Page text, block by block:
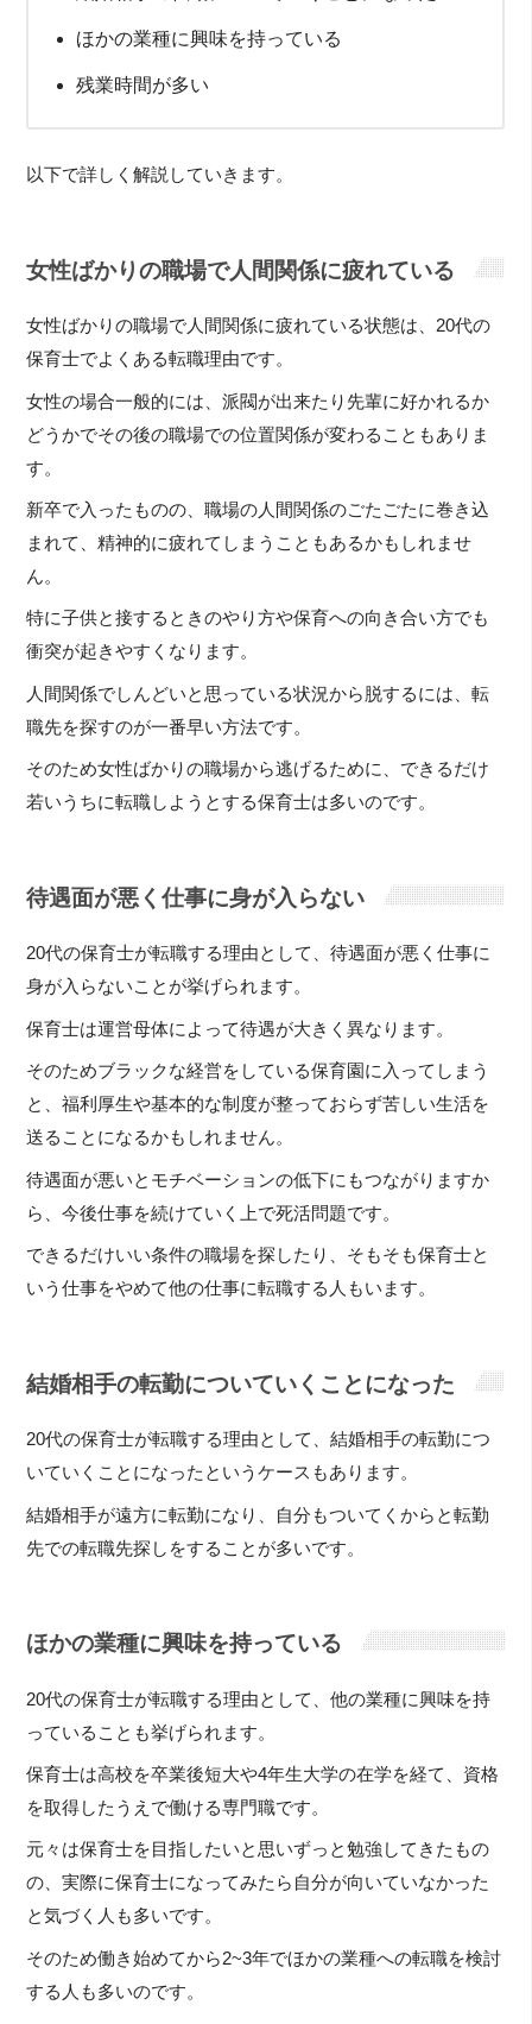
ほかの業種に興味を持っている
残業時間が多い
以下で詳しく解説していきます。
女性ばかりの職場で人間関係に疲れている
女性ばかりの職場で人間関係に疲れている状態は、20代の
保育士でよくある転職理由です。
女性の場合一般的には、派閥が出来たり先輩に好かれるか
どうかでその後の職場での位置関係が変わることもありま
す。
新卒で入ったものの、職場の人間関係のごたごたに巻き込
まれて、精神的に疲れてしまうこともあるかもしれませ
ん。
特に子供と接するときのやり方や保育への向き合い方でも
衝突が起きやすくなります。
人間関係でしんどいと思っている状況から脱するには、転
職先を探すのが一番早い方法です。
そのため女性ばかりの職場から逃げるために、できるだけ
若いうちに転職しようとする保育士は多いのです。
待遇面が悪く仕事に身が入らない
20代の保育士が転職する理由として、待遇面が悪く仕事に
身が入らないことが挙げられます。
保育士は運営母体によって待遇が大きく異なります。
そのためブラックな経営をしている保育園に入ってしまう
と、福利厚生や基本的な制度が整っておらず苦しい生活を
送ることになるかもしれません。
待遇面が悪いとモチベーションの低下にもつながりますか
ら、今後仕事を続けていく上で死活問題です。
できるだけいい条件の職場を探したり、そもそも保育士と
いう仕事をやめて他の仕事に転職する人もいます。
結婚相手の転勤についていくことになった
20代の保育士が転職する理由として、結婚相手の転勤につ
いていくことになったというケースもあります。
結婚相手が遠方に転勤になり、自分もついてくからと転勤
先での転職先探しをすることが多いです。
ほかの業種に興味を持っている
20代の保育士が転職する理由として、他の業種に興味を持
っていることも挙げられます。
保育士は高校を卒業後短大や4年生大学の在学を経て、資格
を取得したうえで働ける専門職です。
元々は保育士を目指したいと思いずっと勉強してきたもの
の、実際に保育士になってみたら自分が向いていなかった
と気づく人も多いです。
そのため働き始めてから2~3年でほかの業種への転職を検討
する人も多いのです。